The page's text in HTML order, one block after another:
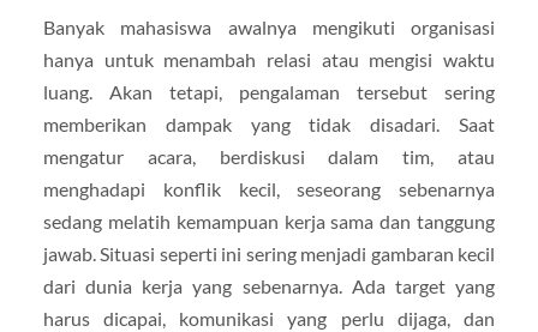
Banyak mahasiswa awalnya mengikuti organisasi
hanya untuk menambah relasi atau mengisi waktu
luang. Akan tetapi, pengalaman tersebut sering
memberikan dampak yang tidak disadari. Saat
mengatur acara, berdiskusi dalam tim, atau
menghadapi konflik kecil, seseorang sebenarnya
sedang melatih kemampuan kerja sama dan tanggung
jawab. Situasi seperti ini sering menjadi gambaran kecil
dari dunia kerja yang sebenarnya. Ada target yang
harus dicapai, komunikasi yang perlu dijaga, dan